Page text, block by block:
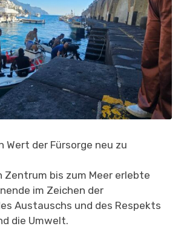
DIE
UMWELT
EINSETZT
Wert der Fürsorge neu zu
Zentrum bis zum Meer erlebte
im Zeichen der
Austauschs und des Respekts
die Umwelt.